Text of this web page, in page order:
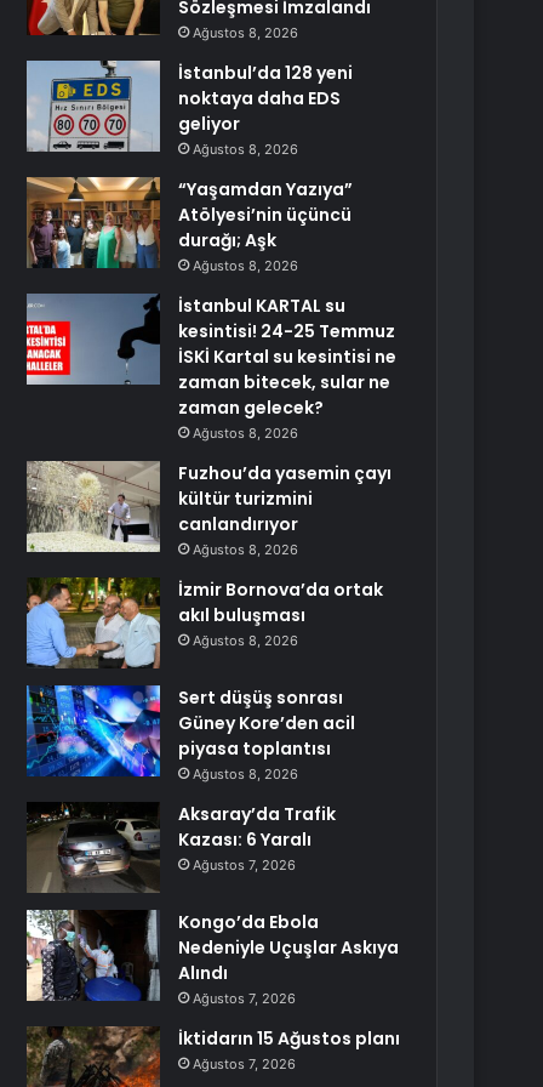
Sözleşmesi İmzalandı
Ağustos 8, 2026
İstanbul’da 128 yeni
noktaya daha EDS
geliyor
Ağustos 8, 2026
“Yaşamdan Yazıya”
Atölyesi’nin üçüncü
durağı; Aşk
Ağustos 8, 2026
İstanbul KARTAL su
kesintisi! 24-25 Temmuz
İSKİ Kartal su kesintisi ne
zaman bitecek, sular ne
zaman gelecek?
Ağustos 8, 2026
Fuzhou’da yasemin çayı
kültür turizmini
canlandırıyor
Ağustos 8, 2026
İzmir Bornova’da ortak
akıl buluşması
Ağustos 8, 2026
Sert düşüş sonrası
Güney Kore’den acil
piyasa toplantısı
Ağustos 8, 2026
Aksaray’da Trafik
Kazası: 6 Yaralı
Ağustos 7, 2026
Kongo’da Ebola
Nedeniyle Uçuşlar Askıya
Alındı
Ağustos 7, 2026
İktidarın 15 Ağustos planı
Ağustos 7, 2026